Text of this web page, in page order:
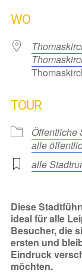
WO
TOUR
Öffentliche
alle
alle
Diese
ideal für alle
Besucher, die
ersten und
Eindruck
möchten.